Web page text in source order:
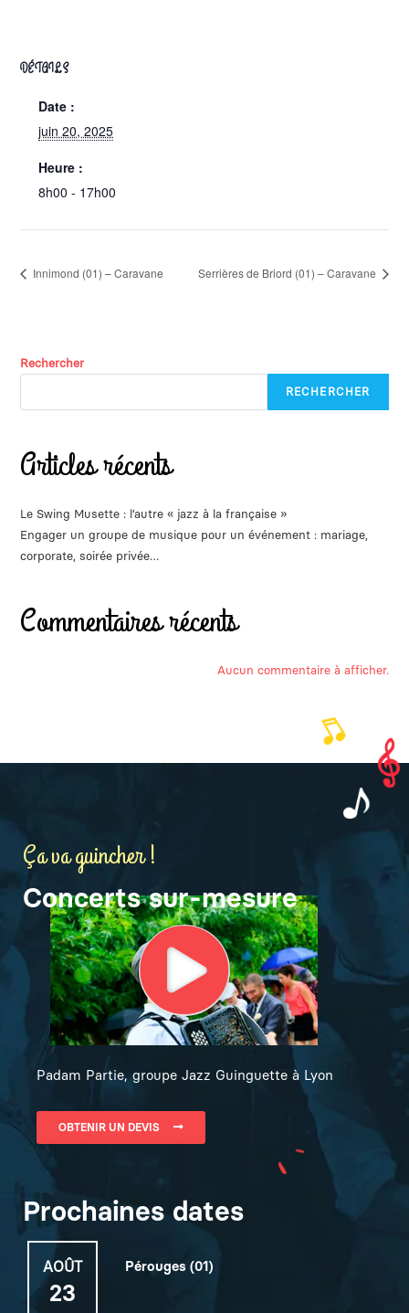
DÉTAILS
Date :
juin 20, 2025
Heure :
8h00 - 17h00
Innimond (01) – Caravane Serrières de Briord (01) – Caravane
Rechercher
RECHERCHER
Articles récents
Le Swing Musette : l’autre « jazz à la française »
Engager un groupe de musique pour un événement : mariage,
corporate, soirée privée…
Commentaires récents
Aucun commentaire à afficher.
Ça va guincher !
Concerts sur-mesure
Padam Partie, groupe Jazz Guinguette à Lyon
OBTENIR UN DEVIS
Prochaines dates
AOÛT
23
Pérouges (01)